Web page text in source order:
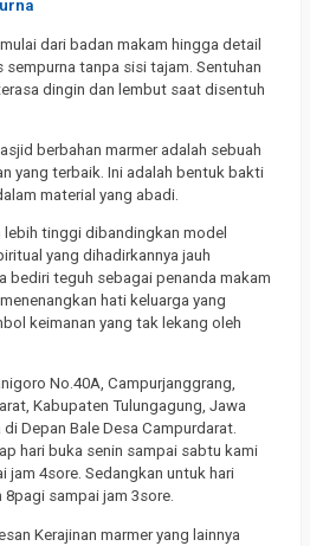
dari badan makam hingga detail
tanpa sisi tajam. Sentuhan
dingin dan lembut saat disentuh
berbahan marmer adalah sebuah
yang terbaik. Ini adalah bentuk bakti
material yang abadi.
tinggi dibandingkan model
yang dihadirkannya jauh
bediri teguh sebagai penanda makam
hati keluarga yang
keimanan yang tak lekang oleh
No.40A, Campurjanggrang,
Kabupaten Tulungagung, Jawa
Depan Bale Desa Campurdarat.
hari buka senin sampai sabtu kami
jam 4sore. Sedangkan untuk hari
sampai jam 3sore.
Kerajinan marmer yang lainnya